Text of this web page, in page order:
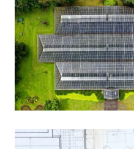
Navigation